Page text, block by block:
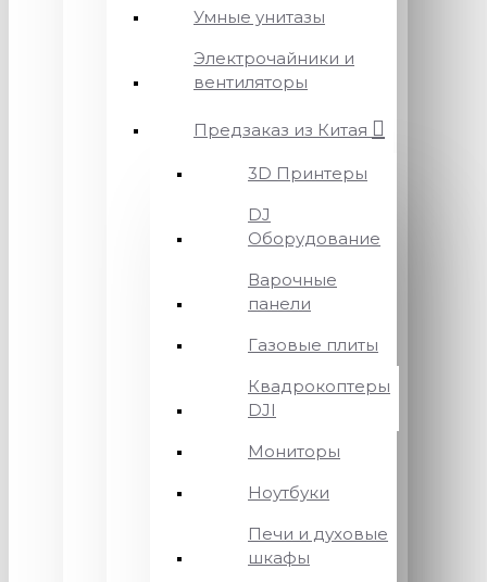
Умные унитазы
Электрочайники и
вентиляторы
Предзаказ из Китая
3D Принтеры
DJ
Оборудование
Варочные
панели
Газовые плиты
Квадрокоптеры
DJI
Мониторы
Ноутбуки
Печи и духовые
шкафы